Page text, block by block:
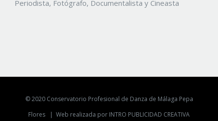
Periodista, Fotógrafo, Documentalista y Cineasta
© 2020 Conservatorio Profesional de Danza de Málaga Pepa
Flores | Web realizada por INTRO PUBLICIDAD CREATIVA